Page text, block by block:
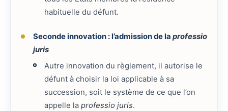
habituelle du défunt.
Seconde innovation : l’admission de la professio
juris
Autre innovation du règlement, il autorise le
défunt à choisir la loi applicable à sa
succession, soit le système de ce que l’on
appelle laprofessio juris.